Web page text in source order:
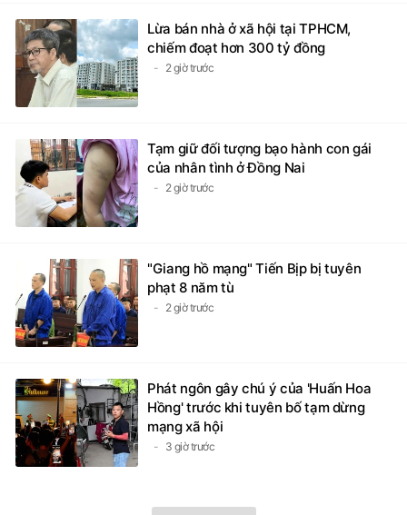
Lừa bán nhà ở xã hội tại TPHCM,
chiếm đoạt hơn 300 tỷ đồng
2 giờ trước
Tạm giữ đối tượng bạo hành con gái
của nhân tình ở Đồng Nai
2 giờ trước
"Giang hồ mạng" Tiến Bịp bị tuyên
phạt 8 năm tù
2 giờ trước
Phát ngôn gây chú ý của 'Huấn Hoa
Hồng' trước khi tuyên bố tạm dừng
mạng xã hội
3 giờ trước